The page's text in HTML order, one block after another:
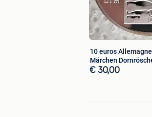
10 euros
Märchen
€ 30,00